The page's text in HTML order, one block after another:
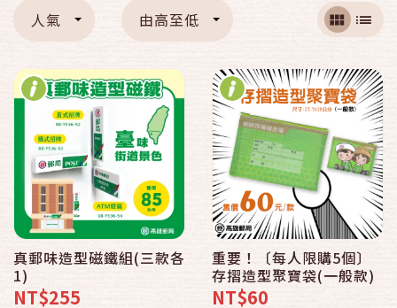
人氣 由高至低
真郵味造型磁鐵組(三款各
1)
NT$255
重要！〔每人限購5個〕
存摺造型聚寶袋(一般款)
NT$60